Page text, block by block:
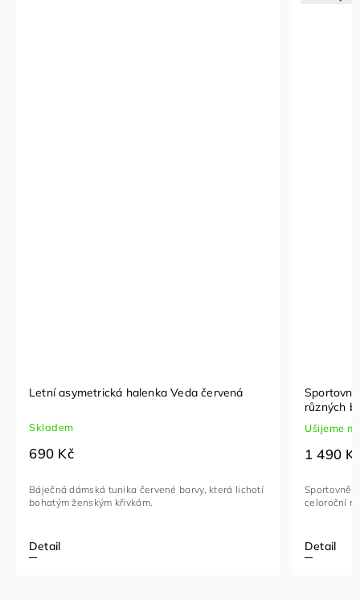
Letní asymetrická halenka Veda červená
Skladem
690 Kč
Detail
Báječná dámská tunika červené barvy, která lichotí
bohatým ženským křivkám.
různých
Ušijeme
1 490
Detail
Sportovně
celoroční